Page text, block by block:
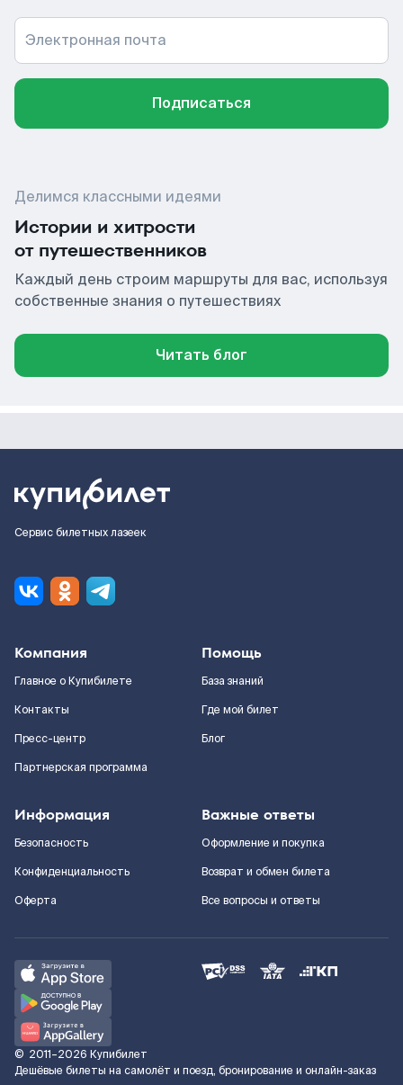
Электронная почта
Подписаться
Делимся классными идеями
Истории и хитрости
от путешественников
Каждый день строим маршруты для вас, используя
собственные знания о путешествиях
Читать блог
Сервис билетных лазеек
Компания
Главное о Купибилете
Контакты
Пресс-центр
Партнерская программа
Помощь
База знаний
Где мой билет
Блог
Информация
Безопасность
Конфиденциальность
Оферта
Важные ответы
Оформление и покупка
Возврат и обмен билета
Все вопросы и ответы
© 2011–2026 Купибилет
Дешёвые билеты на самолёт и поезд, бронирование и онлайн-заказ